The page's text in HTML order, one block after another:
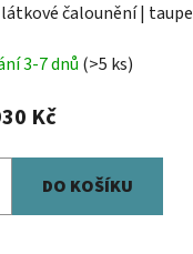
čalounění | taupe
3-7 dnů (>5 ks)
Kč
DO KOŠÍKU